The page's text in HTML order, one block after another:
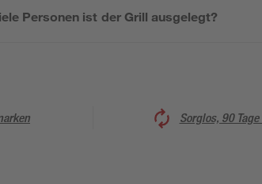
Personen ist der Grill ausgelegt?
Sorglos, 90